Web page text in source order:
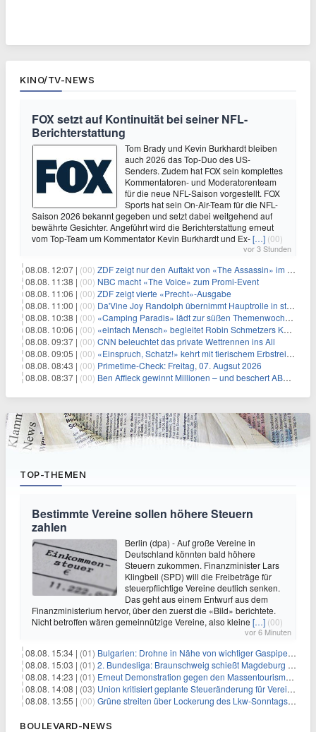
KINO/TV-NEWS
FOX setzt auf Kontinuität bei seiner NFL-
Berichterstattung
Tom Brady und Kevin Burkhardt bleiben
auch 2026 das Top-Duo des US-
Senders. Zudem hat FOX sein komplettes
Kommentatoren- und Moderatorenteam
für die neue NFL-Saison vorgestellt. FOX
Sports hat sein On-Air-Team für die NFL-
Saison 2026 bekannt gegeben und setzt dabei weitgehend auf
bewährte Gesichter. Angeführt wird die Berichterstattung erneut
vom Top-Team um Kommentator Kevin Burkhardt und Ex-[…] (00)
vor 3 Stunden
08.08. 12:07 | (00) ZDF zeigt nur den Auftakt von «The Assassin» im Fernsehen
08.08. 11:38 | (00) NBC macht «The Voice» zum Promi-Event
08.08. 11:06 | (00) ZDF zeigt vierte «Precht»-Ausgabe
08.08. 11:00 | (00) Da'Vine Joy Randolph übernimmt Hauptrolle in starbesetzter schwarzer Komödie
08.08. 10:38 | (00) «Camping Paradis» lädt zur süßen Themenwoche ein
08.08. 10:06 | (00) «einfach Mensch» begleitet Robin Schmetzers Kampf gegen eine seltene Krankheit
08.08. 09:37 | (00) CNN beleuchtet das private Wettrennen ins All
08.08. 09:05 | (00) «Einspruch, Schatz!» kehrt mit tierischem Erbstreit zurück
08.08. 08:43 | (00) Primetime-Check: Freitag, 07. Augsut 2026
08.08. 08:37 | (00) Ben Affleck gewinnt Millionen – und beschert ABC Top-Quoten
TOP-THEMEN
Bestimmte Vereine sollen höhere Steuern
zahlen
Berlin (dpa) - Auf große Vereine in
Deutschland könnten bald höhere
Steuern zukommen. Finanzminister Lars
Klingbeil (SPD) will die Freibeträge für
steuerpflichtige Vereine deutlich senken.
Das geht aus einem Entwurf aus dem
Finanzministerium hervor, über den zuerst die «Bild» berichtete.
Nicht betroffen wären gemeinnützige Vereine, also kleine […] (00)
vor 6 Minuten
08.08. 15:34 | (01) Bulgarien: Drohne in Nähe von wichtiger Gaspipeline explodiert
08.08. 15:03 | (01) 2. Bundesliga: Braunschweig schießt Magdeburg ab
08.08. 14:23 | (01) Erneut Demonstration gegen den Massentourismus auf Mallorca
08.08. 14:08 | (03) Union kritisiert geplante Steueränderung für Vereine
08.08. 13:55 | (00) Grüne streiten über Lockerung des Lkw-Sonntagsfahrverbots
BOULEVARD-NEWS